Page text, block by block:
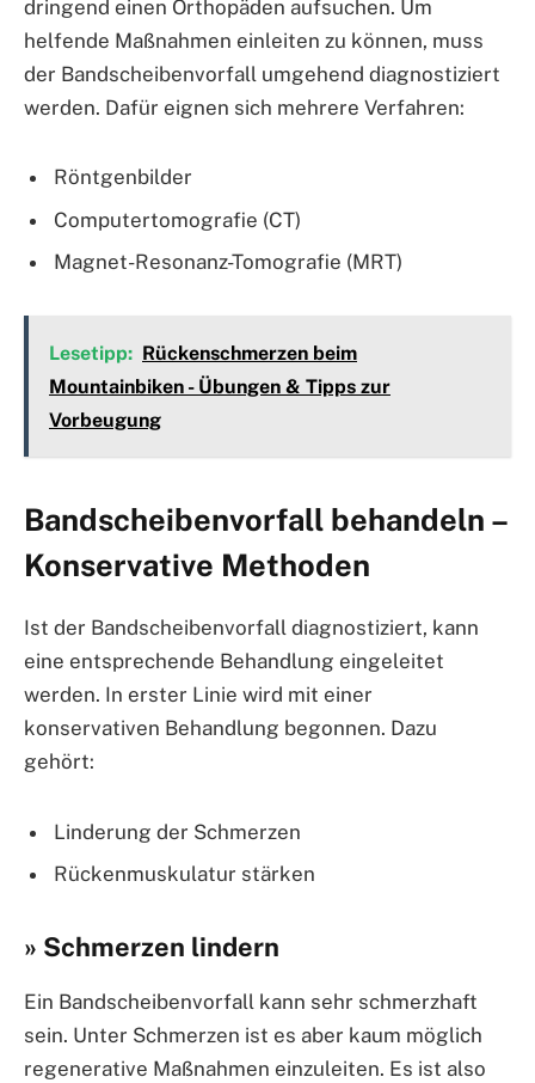
dringend einen Orthopäden aufsuchen. Um
helfende Maßnahmen einleiten zu können, muss
der Bandscheibenvorfall umgehend diagnostiziert
werden. Dafür eignen sich mehrere Verfahren:
Röntgenbilder
Computertomografie (CT)
Magnet-Resonanz-Tomografie (MRT)
Lesetipp: Rückenschmerzen beim
Mountainbiken - Übungen & Tipps zur
Vorbeugung
Bandscheibenvorfall behandeln –
Konservative Methoden
Ist der Bandscheibenvorfall diagnostiziert, kann
eine entsprechende Behandlung eingeleitet
werden. In erster Linie wird mit einer
konservativen Behandlung begonnen. Dazu
gehört:
Linderung der Schmerzen
Rückenmuskulatur stärken
» Schmerzen lindern
Ein Bandscheibenvorfall kann sehr schmerzhaft
sein. Unter Schmerzen ist es aber kaum möglich
regenerative Maßnahmen einzuleiten. Es ist also